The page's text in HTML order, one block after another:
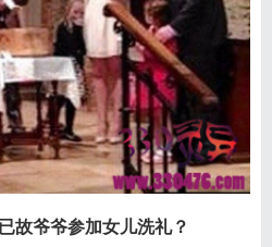
故爷爷参加女儿洗礼？